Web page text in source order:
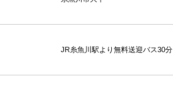
JR糸魚川駅より無料送迎バス30分